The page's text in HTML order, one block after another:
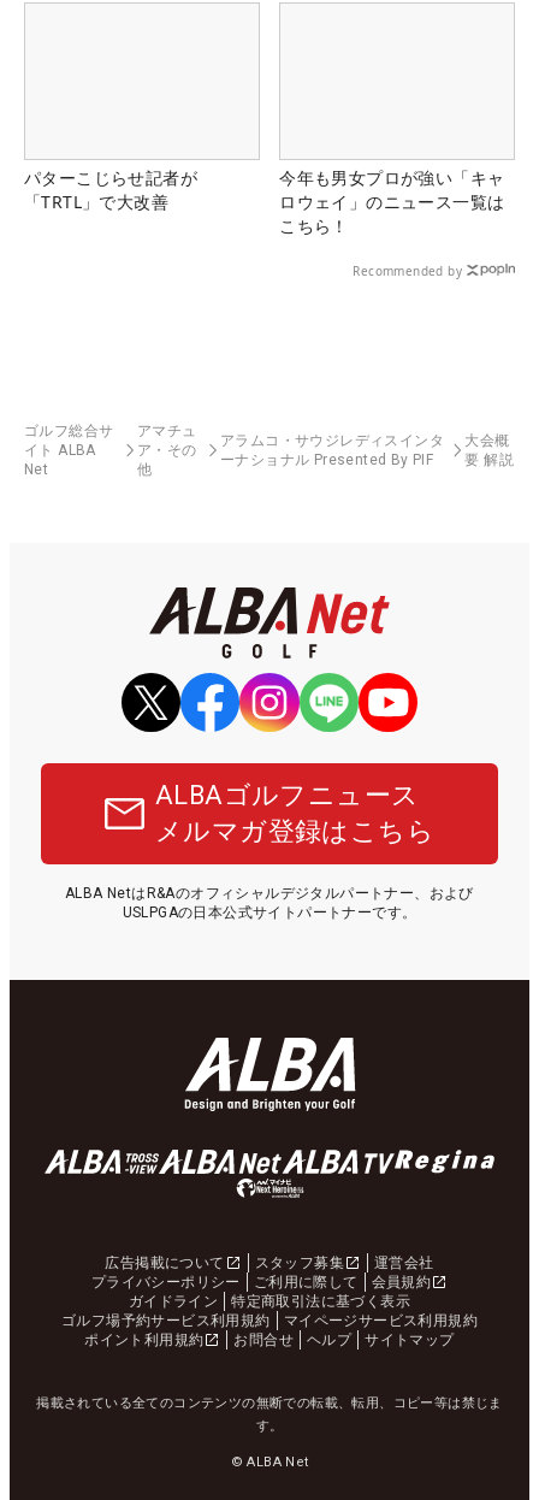
パターこじらせ記者が
「TRTL」で大改善
今年も男女プロが強い「キャ
ロウェイ」のニュース一覧は
こちら！
Recommended by
ゴルフ総合サ
イト ALBA
Net
アマチュ
ア・その
他
アラムコ・サウジレディスインタ
ーナショナル Presented By PIF
大会概
要 解説
ALBAゴルフニュース
メルマガ登録はこちら
ALBA NetはR&Aのオフィシャルデジタルパートナー、および
USLPGAの日本公式サイトパートナーです。
広告掲載について スタッフ募集
運営会社
プライバシーポリシー
ご利用に際して
会員規約
ガイドライン
特定商取引法に基づく表示
ゴルフ場予約サービス利用規約
マイページサービス利用規約
ポイント利用規約
お問合せ ヘルプ サイトマップ
掲載されている全てのコンテンツの無断での転載、転用、コピー等は禁じま
す。
© ALBA Net